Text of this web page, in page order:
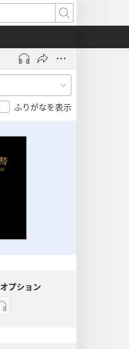
検
索
ふりがなを表示
プション
オー